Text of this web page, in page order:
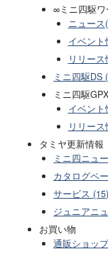
∞ミニ四駆ワ
ニュー
イベン
リリー
ミニ四駆DS
ミニ四駆GPX
イベント
リリー
タミヤ更新情報
ミニ四ニュ
カタログペ
サービス (15)
ジュニアニ
お買い物
通販ショッ